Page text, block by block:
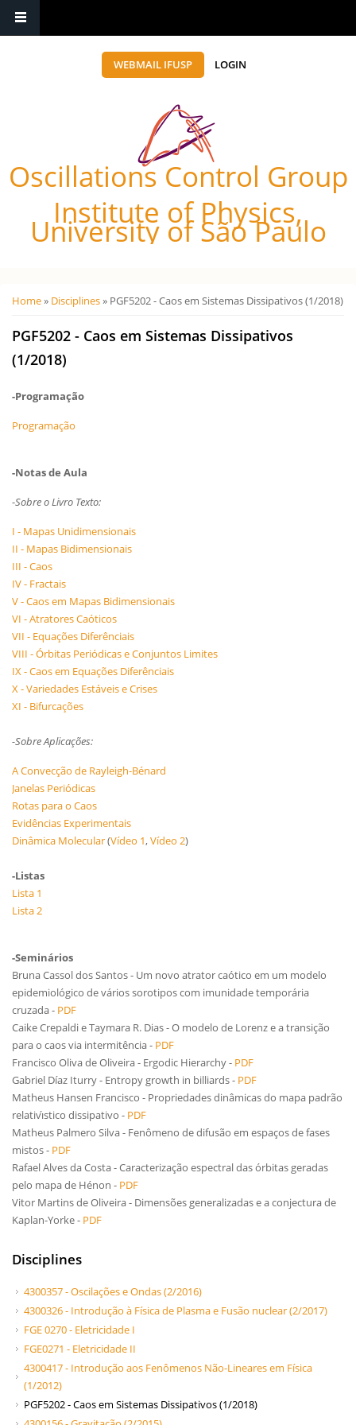
WEBMAIL IFUSP LOGIN
Oscillations Control Group
Institute of Physics,
University of São Paulo
Você está aqui
Home» Disciplines» PGF5202 - Caos em Sistemas Dissipativos (1/2018)
PGF5202 - Caos em Sistemas Dissipativos
(1/2018)
-Programação
Programação
-Notas de Aula
-Sobre o Livro Texto:
I - Mapas Unidimensionais
II - Mapas Bidimensionais
III - Caos
IV - Fractais
V - Caos em Mapas Bidimensionais
VI - Atratores Caóticos
VII - Equações Diferênciais
VIII - Órbitas Periódicas e Conjuntos Limites
IX - Caos em Equações Diferênciais
X - Variedades Estáveis e Crises
XI - Bifurcações
-Sobre Aplicações:
A Convecção de Rayleigh-Bénard
Janelas Periódicas
Rotas para o Caos
Evidências Experimentais
Dinâmica Molecular(Vídeo 1,Vídeo 2)
-Listas
Lista 1
Lista 2
-Seminários
Bruna Cassol dos Santos - Um novo atrator caótico em um modelo
epidemiológico de vários sorotipos com imunidade temporária
cruzada - PDF
Caike Crepaldi e Taymara R. Dias - O modelo de Lorenz e a transição
para o caos via intermitência - PDF
Francisco Oliva de Oliveira - Ergodic Hierarchy - PDF
Gabriel Díaz Iturry - Entropy growth in billiards - PDF
Matheus Hansen Francisco - Propriedades dinâmicas do mapa padrão
relativı́stico dissipativo - PDF
Matheus Palmero Silva - Fenômeno de difusão em espaços de fases
mistos - PDF
Rafael Alves da Costa - Caracterização espectral das órbitas geradas
pelo mapa de Hénon - PDF
Vitor Martins de Oliveira - Dimensões generalizadas e a conjectura de
Kaplan-Yorke - PDF
Disciplines
4300357 - Oscilações e Ondas (2/2016)
4300326 - Introdução à Física de Plasma e Fusão nuclear (2/2017)
FGE 0270 - Eletricidade I
FGE0271 - Eletricidade II
4300417 - Introdução aos Fenômenos Não-Lineares em Física
(1/2012)
PGF5202 - Caos em Sistemas Dissipativos (1/2018)